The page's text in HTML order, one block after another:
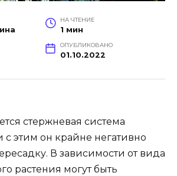
НА ЧТЕНИЕ
1 мин
ОПУБЛИКОВАНО
01.10.2022
стержневая система
с этим он крайне негативно
В зависимости от вида
растения могут быть